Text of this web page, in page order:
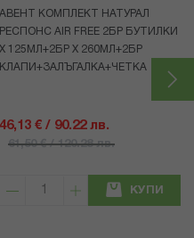
АВЕНТ КОМПЛЕКТ НАТУРАЛ
РЕСПОНС AIR FREE 2БР БУТИЛКИ
Х 125МЛ+2БР Х 260МЛ+2БР
КЛАПИ+ЗАЛЪГАЛКА+ЧЕТКА
46,13 € / 90.22 лв.
61,50 € / 120.28 лв.
КУПИ